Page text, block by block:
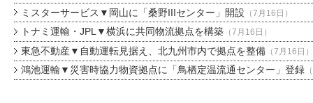
ミスターサービス▼岡山に「桑野IIIセンター」開設 （7月16日）
トナミ運輸・JPL▼横浜に共同物流拠点を構築（7月16日）
東急不動産▼自動運転見据え、北九州市内で拠点を整備（7月16日）
鴻池運輸▼災害時協力物資拠点に「鳥栖定温流通センター」登録